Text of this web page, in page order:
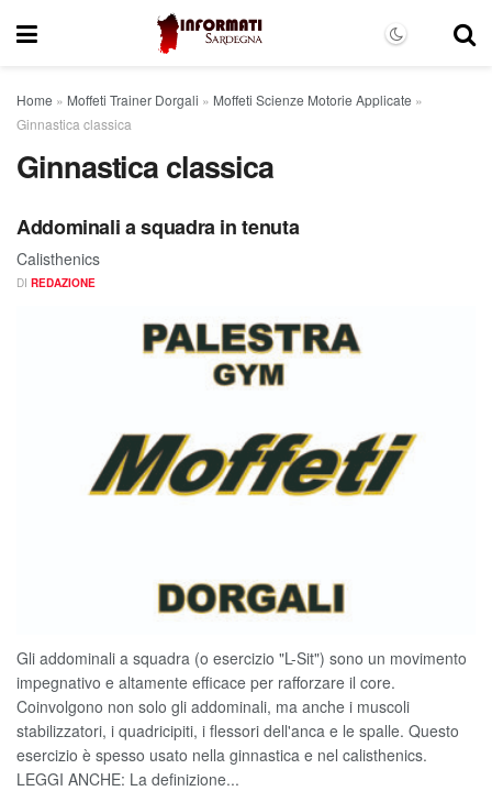
Home » Moffeti Trainer Dorgali » Moffeti Scienze Motorie Applicate »
Ginnastica classica
Ginnastica classica
Addominali a squadra in tenuta
Calisthenics
DI REDAZIONE
Gli addominali a squadra (o esercizio "L-Sit") sono un movimento
impegnativo e altamente efficace per rafforzare il core.
Coinvolgono non solo gli addominali, ma anche i muscoli
stabilizzatori, i quadricipiti, i flessori dell'anca e le spalle. Questo
esercizio è spesso usato nella ginnastica e nel calisthenics.
LEGGI ANCHE: La definizione...